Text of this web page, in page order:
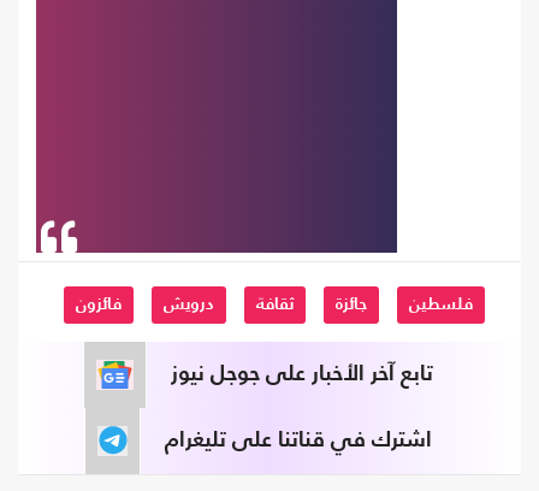
فلسطين جائزة ثقافة درويش فائزون
تابع آخر الأخبار على جوجل نيوز
اشترك في قناتنا على تليغرام